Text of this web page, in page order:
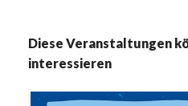
Diese Veranstaltungen
interessieren